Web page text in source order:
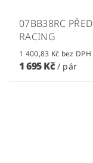
07BB38RC
RACING
1 400,83 Kč bez DPH
1 695 Kč / pár